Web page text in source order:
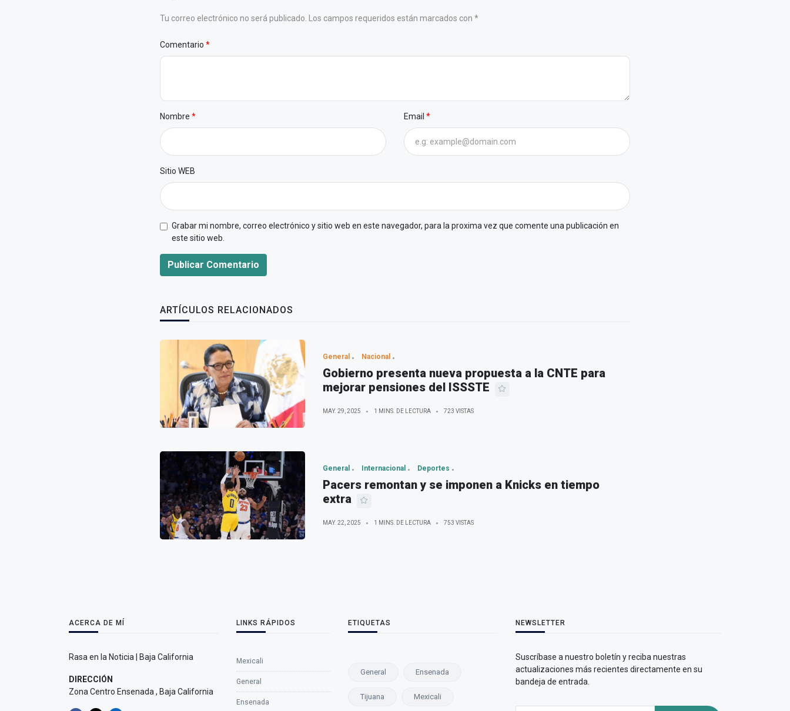
Tu correo electrónico no será publicado. Los campos requeridos están marcados con *
Comentario
Nombre Email
Sitio WEB
Grabar mi nombre, correo electrónico y sitio web en este navegador, para la proxima vez que comente una publicación en
este sitio web.
Publicar Comentario
ARTÍCULOS RELACIONADOS
General Nacional
Gobierno presenta nueva propuesta a la CNTE para
mejorar pensiones del ISSSTE
MAY. 29, 2025 1 MINS. DE LECTURA 723 VISTAS
General Internacional Deportes
Pacers remontan y se imponen a Knicks en tiempo
extra
MAY. 22, 2025 1 MINS. DE LECTURA 753 VISTAS
ACERCA DE MÍ
Rasa en la Noticia | Baja California
DIRECCIÓN
Zona Centro Ensenada , Baja California
LINKS RÁPIDOS
Mexicali
General
Ensenada
ETIQUETAS
General Ensenada
Tijuana Mexicali
NEWSLETTER
Suscríbase a nuestro boletín y reciba nuestras
actualizaciones más recientes directamente en su
bandeja de entrada.